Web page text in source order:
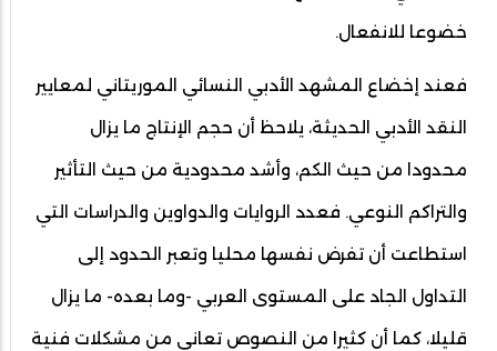
خضوعا للانفعال.
فعند إخضاع المشهد الأدبي النسائي الموريتاني لمعايير
النقد الأدبي الحديثة، يلاحظ أن حجم الإنتاج ما يزال
محدودا من حيث الكم، وأشد محدودية من حيث التأثير
والتراكم النوعي. فعدد الروايات والدواوين والدراسات التي
استطاعت أن تفرض نفسها محليا وتعبر الحدود إلى
التداول الجاد على المستوى العربي -وما بعده- ما يزال
قليلا، كما أن كثيرا من النصوص تعاني من مشكلات فنية